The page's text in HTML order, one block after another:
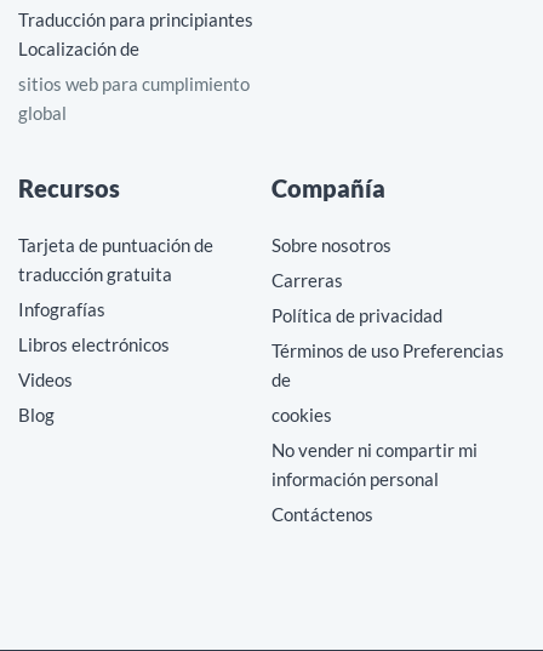
Traducción para principiantes
Localización de
sitios web para cumplimiento
global
Recursos
Tarjeta de puntuación de
traducción gratuita
Infografías
Libros electrónicos
Videos
Blog
Compañía
Sobre nosotros
Carreras
Política de privacidad
Términos de uso Preferencias
de
cookies
No vender ni compartir mi
información personal
Contáctenos